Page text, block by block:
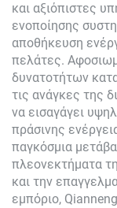
και αξιόπιστες
ενοποίησης
αποθήκευση
πελάτες.
δυνατοτήτων
τις ανάγκες της
να εισαγάγει
πράσινης
παγκόσμια
πλεονεκτήματα
και την
εμπόριο, Qianneng